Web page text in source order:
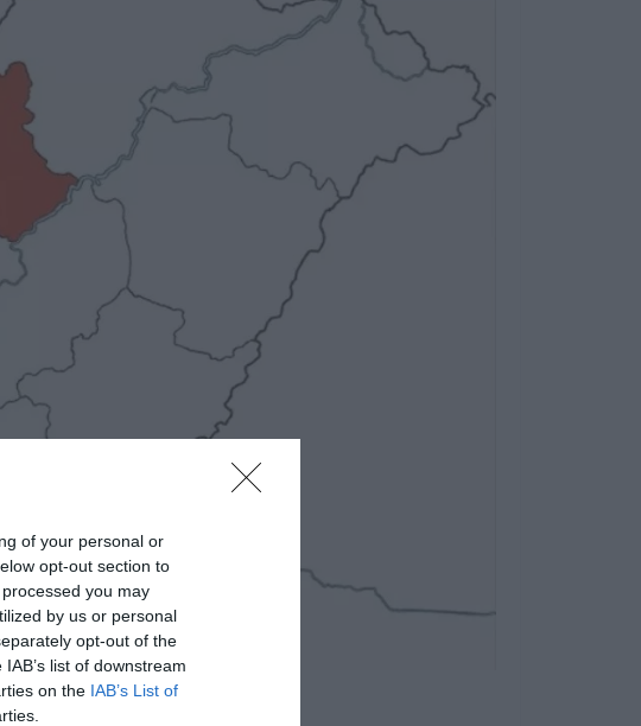
of your personal or
opt-out section to
you may
by us or personal
opt-out of the
list of downstream
on the IAB’s List of